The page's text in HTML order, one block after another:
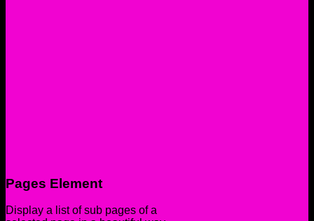
Pages Element
Display a list of sub pages of a